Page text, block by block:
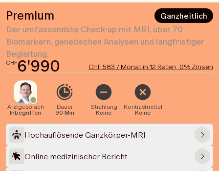
Premium Ganzheitlich
Der umfassendste Check-up mit MRI, über 70
Biomarkern, genetischen Analysen und langfristiger
Begleitung.
CHF6'990 CHF 583 / Monat in 12 Raten, 0% Zinsen
Arztgespräch
Inbegriffen
Dauer
90 Min
Strahlung
Keine
Kontrastmittel
Keine
Hochauflösende Ganzkörper-MRI
Online medizinischer Bericht